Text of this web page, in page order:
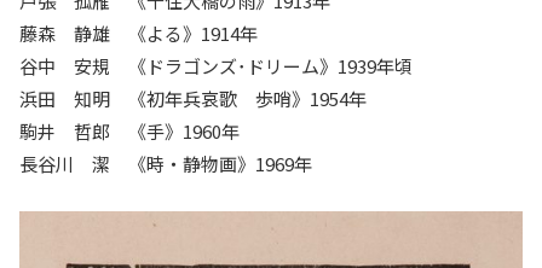
藤森 静雄 《よる》1914年
谷中 安規 《ドラゴンズ･ドリーム》1939年頃
浜田 知明 《初年兵哀歌 歩哨》1954年
駒井 哲郎 《手》1960年
長谷川 潔 《時・静物画》1969年